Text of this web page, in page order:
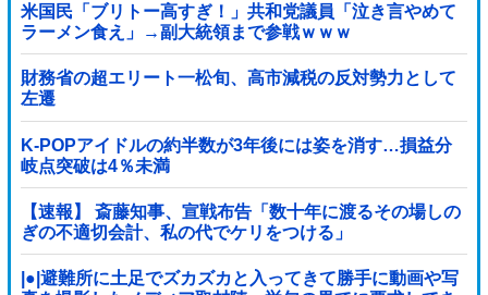
米国民「ブリトー高すぎ！」共和党議員「泣き言やめて
ラーメン食え」→副大統領まで参戦ｗｗｗ
財務省の超エリート一松旬、高市減税の反対勢力として
左遷
K-POPアイドルの約半数が3年後には姿を消す…損益分
岐点突破は4％未満
【速報】 斎藤知事、宣戦布告「数十年に渡るその場しの
ぎの不適切会計、私の代でケリをつける」
|●|避難所に土足でズカズカと入ってきて勝手に動画や写